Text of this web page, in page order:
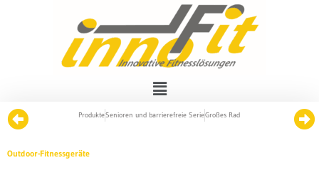
ProdukteSenioren und barrierefreie SerieGroßes Rad
Outdoor-Fitnessgeräte